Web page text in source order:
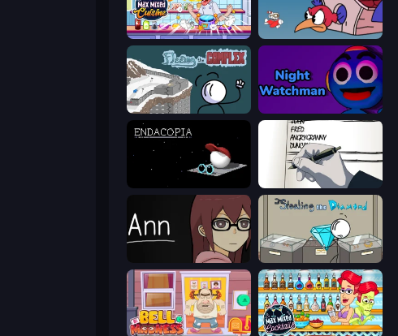
Max Mixed Cuisine Cuphead
Fleeing the Complex
Endacopia Death Note Type
Stealing the Diamond